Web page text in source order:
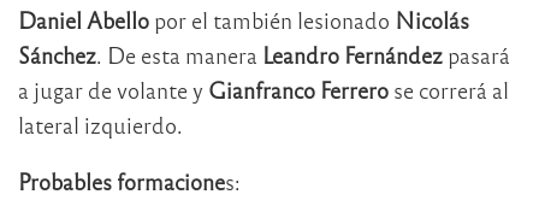
Daniel Abello por el también lesionado Nicolás
Sánchez. De esta manera Leandro Fernández pasará
a jugar de volante y Gianfranco Ferrero se correrá al
lateral izquierdo.
Probables formaciones: